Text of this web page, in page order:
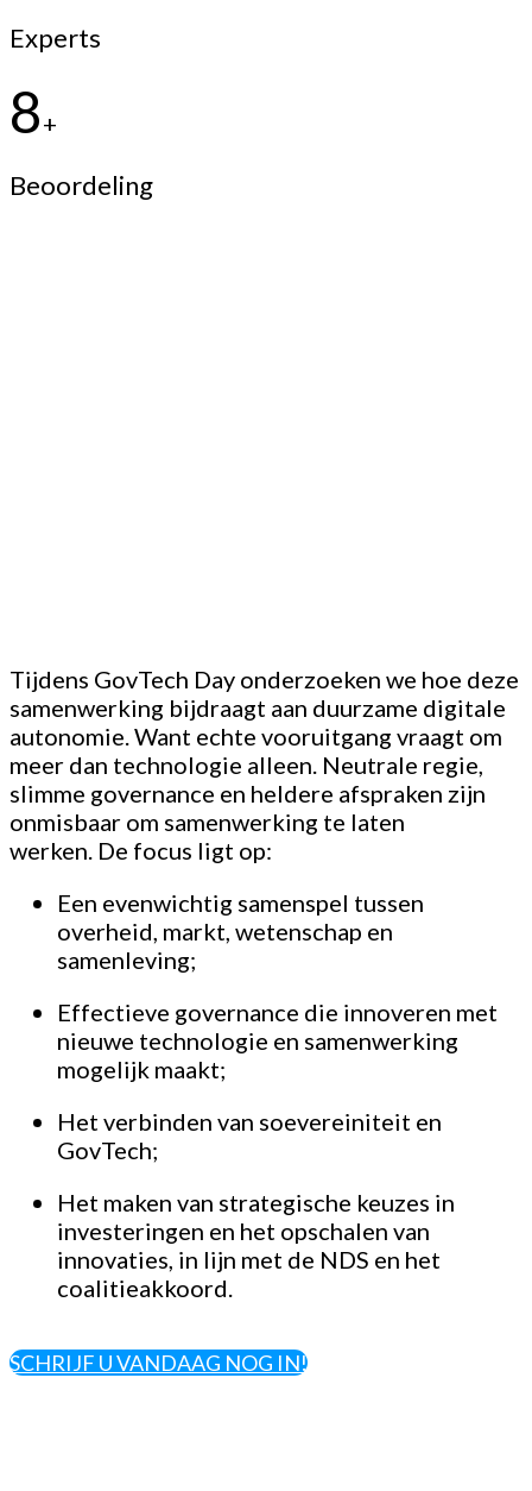
Experts
8+
Beoordeling
Tijdens GovTech Day onderzoeken we hoe deze
samenwerking bijdraagt aan duurzame digitale
autonomie. Want echte vooruitgang vraagt om
meer dan technologie alleen. Neutrale regie,
slimme governance en heldere afspraken zijn
onmisbaar om samenwerking te laten
werken. De focus ligt op:
Een evenwichtig samenspel tussen
overheid, markt, wetenschap en
samenleving;
Effectieve governance die innoveren met
nieuwe technologie en samenwerking
mogelijk maakt;
Het verbinden van soevereiniteit en
GovTech;
Het maken van strategische keuzes in
investeringen en het opschalen van
innovaties, in lijn met de NDS en het
coalitieakkoord.
SCHRIJF U VANDAAG NOG IN!